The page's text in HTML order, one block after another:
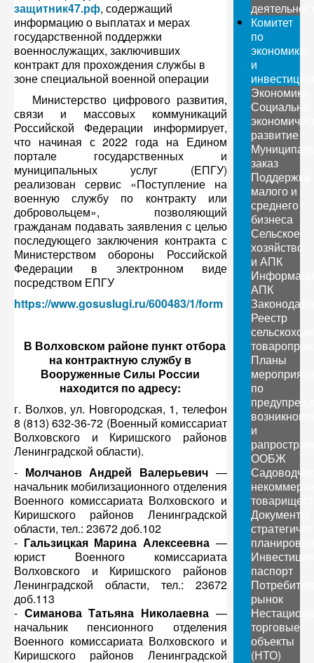
защитник47.рф, содержащий
информацию о выплатах и мерах
государственной поддержки
военнослужащих, заключивших
контракт для прохождения службы в
зоне специальной военной операции
Министерство цифрового развития,
связи и массовых коммуникаций
Российской Федерации информирует,
что начиная с 2022 года на Едином
портале государственных и
муниципальных услуг (ЕПГУ)
реализован сервис «Поступление на
военную службу по контракту или
добровольцем», позволяющий
гражданам подавать заявления с целью
последующего заключения контракта с
Министерством обороны Российской
Федерации в электронном виде
посредством ЕПГУ
https://www.gosuslugi.ru/600483/1/form
В Волховском районе пункт отбора
на контрактную службу в
Вооруженные Силы России
находится по адресу:
г. Волхов, ул. Новгородская, 1, телефон
8 (813) 632-36-72 (Военный комиссариат
Волховского и Киришского районов
Ленинградской области).
- Молчанов Андрей Валерьевич —
начальник мобилизационного отделения
Военного комиссариата Волховского и
Киришского районов Ленинградской
области, тел.: 23672 доб.102
- Гальзицкая Марина Алексеевна —
юрист Военного комиссариата
Волховского и Киришского районов
Ленинградской области, тел.: 23672
доб.113
- Симанова Татьяна Николаевна —
начальник пенсионного отделения
Военного комиссариата Волховского и
Киришского районов Ленинградской
Комитет
по
экономике
и
Экономика
Социально-
развитие
заказ
Поддержка
малого и
среднего
бизнеса
Сельское
хозяйство
и АПК
АПК
Реестр
Планы
по
и
ООБЖ
Документы
паспорт
рынок
торговые
объекты
(НТО)